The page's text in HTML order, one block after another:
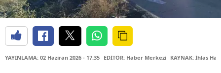
YAYINLAMA: 02 Haziran 2026 - 17:35 EDİTÖR: Haber Merkezi KAYNAK: İhlas